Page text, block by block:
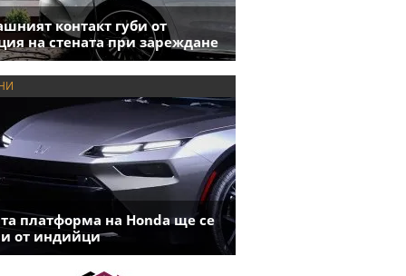
контакт губи от
на стената при зареждане
платформа на Honda ще се
от индийци